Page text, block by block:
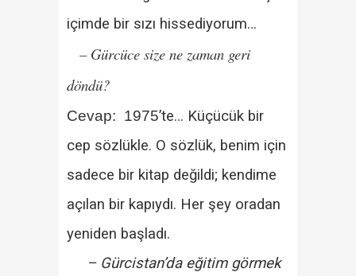
içimde bir sızı hissediyorum…
– Gürcüce size ne zaman geri
döndü?
Cevap: 1975’te… Küçücük bir
cep sözlükle. O sözlük, benim için
sadece bir kitap değildi; kendime
açılan bir kapıydı. Her şey oradan
yeniden başladı.
– Gürcistan’da eğitim görmek